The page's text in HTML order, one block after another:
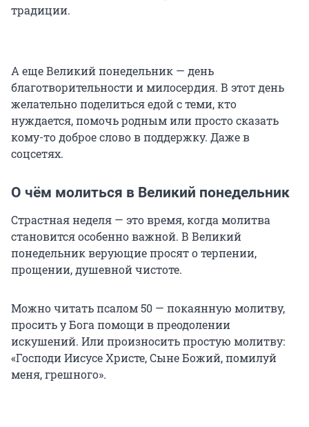
традиции.
А еще Великий понедельник — день
благотворительности и милосердия. В этот день
желательно поделиться едой с теми, кто
нуждается, помочь родным или просто сказать
кому-то доброе слово в поддержку. Даже в
соцсетях.
О чём молиться в Великий понедельник
Страстная неделя — это время, когда молитва
становится особенно важной. В Великий
понедельник верующие просят о терпении,
прощении, душевной чистоте.
Можно читать псалом 50 — покаянную молитву,
просить у Бога помощи в преодолении
искушений. Или произносить простую молитву:
«Господи Иисусе Христе, Сыне Божий, помилуй
меня, грешного».